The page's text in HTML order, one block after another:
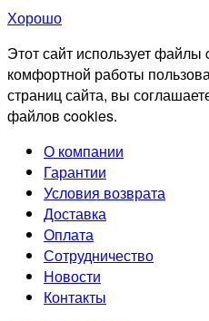
Хорошо
Этот сайт использует
комфортной работы
страниц сайта, вы
файлов cookies.
О компании
Гарантии
Условия возврата
Доставка
Оплата
Сотрудничество
Новости
Контакты